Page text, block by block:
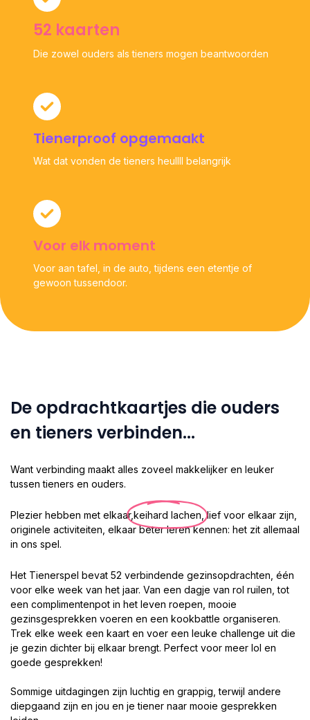
52 kaarten
Die zowel ouders als tieners mogen beantwoorden
Tienerproof opgemaakt
Wat dat vonden de tieners heullll belangrijk
Voor elk moment
Voor aan tafel, in de auto, tijdens een etentje of
gewoon tussendoor.
De opdrachtkaartjes die ouders
en tieners verbinden...
Want verbinding maakt alles zoveel makkelijker en leuker
tussen tieners en ouders.
Plezier hebben met elkaar,keihard lachen , lief voor elkaar zijn,
originele activiteiten, elkaar beter leren kennen: het zit allemaal
in ons spel.
Het Tienerspel bevat 52 verbindende gezinsopdrachten, één
voor elke week van het jaar. Van een dagje van rol ruilen, tot
een complimentenpot in het leven roepen, mooie
gezinsgesprekken voeren en een kookbattle organiseren.
Trek elke week een kaart en voer een leuke challenge uit die
je gezin dichter bij elkaar brengt. Perfect voor meer lol en
goede gesprekken!
Sommige uitdagingen zijn luchtig en grappig, terwijl andere
diepgaand zijn en jou en je tiener naar mooie gesprekken